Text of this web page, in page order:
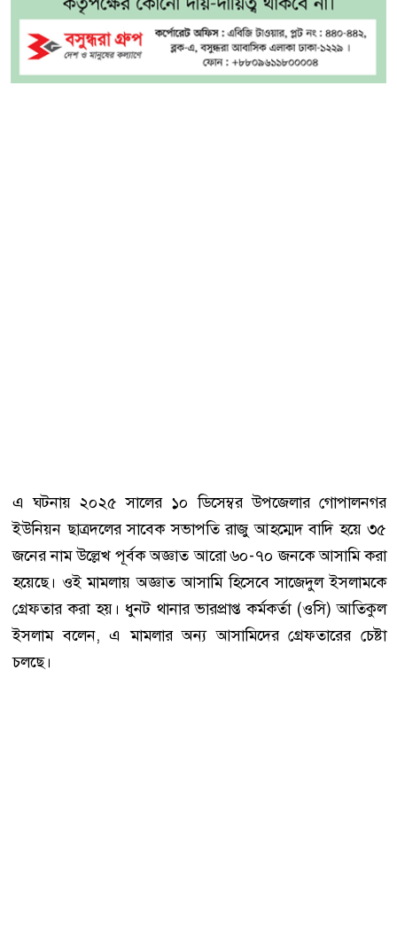
এ ঘটনায় ২০২৫ সালের ১০ ডিসেম্বর উপজেলার গোপালনগর
ইউনিয়ন ছাত্রদলের সাবেক সভাপতি রাজু আহম্মেদ বাদি হয়ে ৩৫
জনের নাম উল্লেখ পূর্বক অজ্ঞাত আরো ৬০-৭০ জনকে আসামি করা
হয়েছে। ওই মামলায় অজ্ঞাত আসামি হিসেবে সাজেদুল ইসলামকে
গ্রেফতার করা হয়। ধুনট থানার ভারপ্রাপ্ত কর্মকর্তা (ওসি) আতিকুল
ইসলাম বলেন, এ মামলার অন্য আসামিদের গ্রেফতারের চেষ্টা
চলছে।